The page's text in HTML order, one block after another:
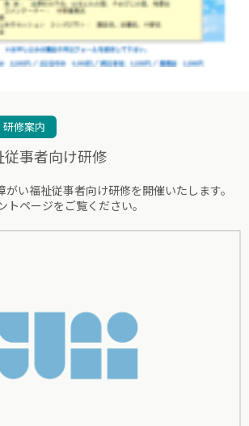
研修案内
事者向け研修
福祉従事者向け研修を開催いたします。
ページをご覧ください。